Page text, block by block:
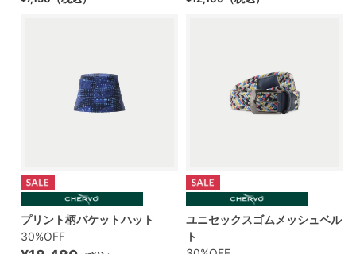
プリント柄バケットハット
30%OFF
ユニセックスゴムメッシュベル
ト